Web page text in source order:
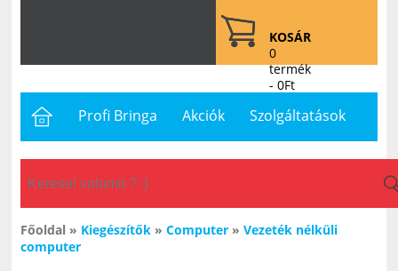
KOSÁR
0
termék
- 0Ft
Profi Bringa Akciók Szolgáltatások
Letöltések Hasznos Hírek
Főoldal » Kiegészítők »Computer »Vezeték nélküli
computer